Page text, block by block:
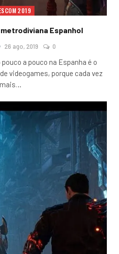
2019
Espanhol
26 ago, 2019 0
a pouco na Espanha é o
videogames, porque cada vez
mais